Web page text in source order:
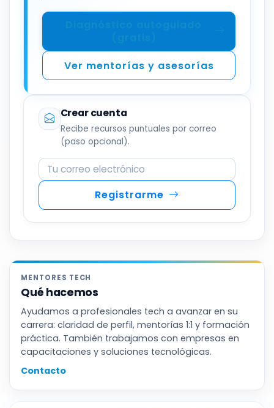
Ver mentorías y asesorías
Crear cuenta
Recibe recursos puntuales por correo
(paso opcional).
Correo electrónico
Registrarme
MENTORES TECH
Qué hacemos
Ayudamos a profesionales tech a avanzar en su
carrera: claridad de perfil, mentorías 1:1 y formación
práctica. También trabajamos con empresas en
capacitaciones y soluciones tecnológicas.
Contacto